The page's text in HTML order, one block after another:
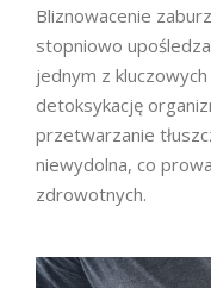
Bliznowacenie
stopniowo
jednym z
detoksykację
przetwarzanie
niewydolna, co
zdrowotnych.